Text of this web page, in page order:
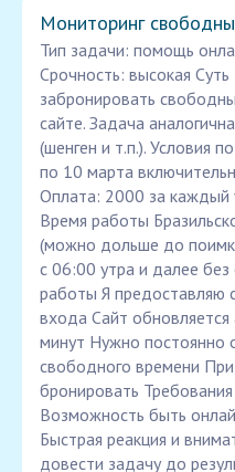
Мониторинг
Тип задачи: помощь
Срочность: высокая
забронировать
сайте. Задача
(шенген и т.п.). Условия
по 10 марта
Оплата: 2000 за каждый
Время работы
(можно дольше до
с 06:00 утра и далее без
работы Я предоставляю
входа Сайт
минут Нужно постоянно
свободного времени
бронировать
Возможность быть
Быстрая реакция и
довести задачу до